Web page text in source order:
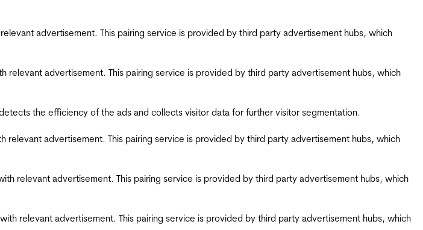
advertisement. This pairing service is provided by third party advertisement hubs, which
advertisement. This pairing service is provided by third party advertisement hubs, which
the efficiency of the ads and collects visitor data for further visitor segmentation.
advertisement. This pairing service is provided by third party advertisement hubs, which
relevant advertisement. This pairing service is provided by third party advertisement hubs, which
relevant advertisement. This pairing service is provided by third party advertisement hubs, which